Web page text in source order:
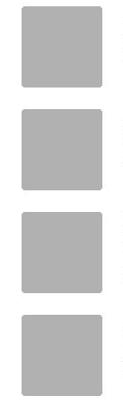
UMKM
WAHANA
OTOMOTIF